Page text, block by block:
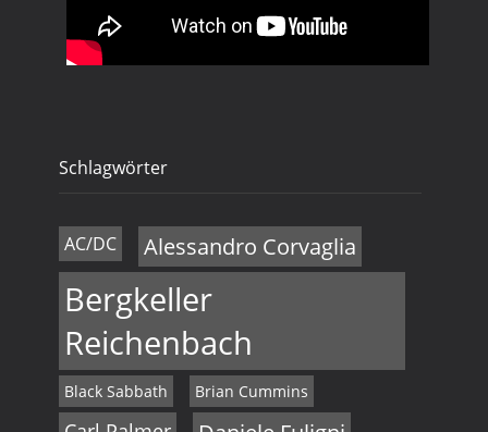
Schlagwörter
AC/DC Alessandro Corvaglia
Bergkeller
Reichenbach
Black Sabbath Brian Cummins